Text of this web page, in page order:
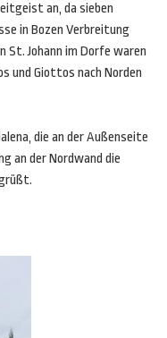
an, da sieben
in Bozen Verbreitung
St. Johann im Dorfe waren
und Giottos nach Norden
die an der Außenseite
an der Nordwand die